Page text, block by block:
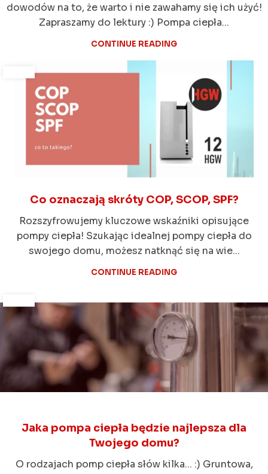
dowodów na to, że warto i nie zawahamy się ich użyć!
Zapraszamy do lektury :) Pompa ciepła...
CONTINUE READING
Co oznaczają skróty COP, SCOP, SPF?
Rozszyfrowujemy kluczowe wskaźniki opisujące
pompy ciepła! Szukając idealnej pompy ciepła do
swojego domu, możesz natknąć się na wie...
CONTINUE READING
Jaka pompa ciepła będzie najlepsza dla
Twojego domu?
O rodzajach pomp ciepła słów kilka... :) Gruntowa,